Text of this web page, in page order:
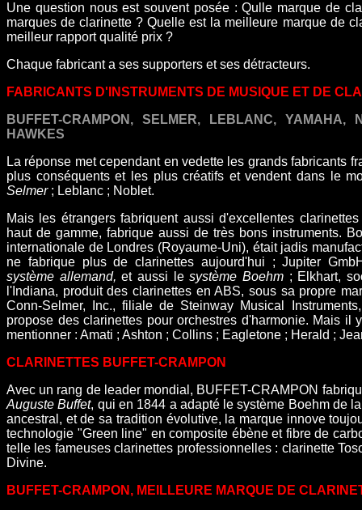
Une question nous est souvent posée : Qulle marque de
marques de clarinette ? Quelle est la meilleure marque de
meilleur rapport qualité prix ?
Chaque fabricant a ses supporters et ses détracteurs.
FABRICANTS D'INSTRUMENTS DE MUSIQUE ET DE
BUFFET-CRAMPON, SELMER, LEBLANC, YAMAHA,
HAWKES
La réponse met cependant en vedette les grands fabricants
plus conséquents et les plus créatifs et vendent dans le
Selmer; Leblanc ; Noblet.
Mais les étrangers fabriquent aussi d'excellentes
haut de gamme, fabrique aussi de très bons instruments.
internationale de Londres (Royaume-Uni), était jadis
ne fabrique plus de clarinettes aujourd'hui ; Jupiter
système allemand, et aussi lesystème Boehm; Elkhart,
l'Indiana, produit des clarinettes en ABS, sous sa propre
Conn-Selmer, Inc., filiale de Steinway Musical
propose des clarinettes pour orchestres d'harmonie. Mais il
mentionner : Amati ; Ashton ; Collins ; Eagletone ; Herald ;
CLARINETTES BUFFET-CRAMPON
Avec un rang de leader mondial, BUFFET-CRAMPON
Auguste Buffet, qui en 1844 a adapté le système Boehm de
ancestral, et de sa tradition évolutive, la marque innove
technologie "Green line" en composite ébène et fibre de
telle les fameuses clarinettes professionnelles : clarinette
Divine.
BUFFET-CRAMPON, MEILLEURE MARQUE DE